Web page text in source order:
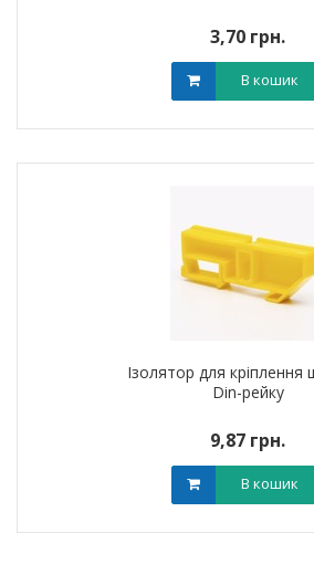
3,70 грн.
В кошик
Ізолятор для кріплення
Din-рейку
9,87 грн.
В кошик